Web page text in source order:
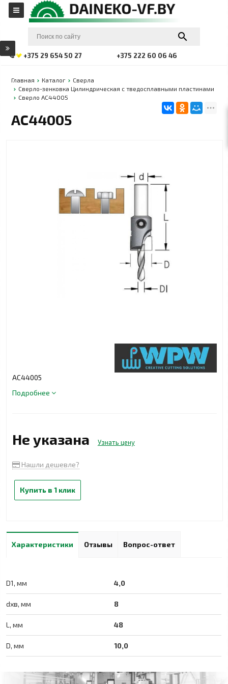
+375 29 654 50 27 +375 222 60 06 46
Главная Каталог
Сверла
Сверло-зенковка Цилиндрическая с тведосплавными пластинами
Сверло АС44005
АС44005
АС44005
Подробнее
Не указана Узнать цену
Нашли дешевле?
Купить в 1 клик
Характеристики Отзывы Вопрос-ответ
D1, мм 4,0
dхв, мм 8
L, мм 48
D, мм 10,0